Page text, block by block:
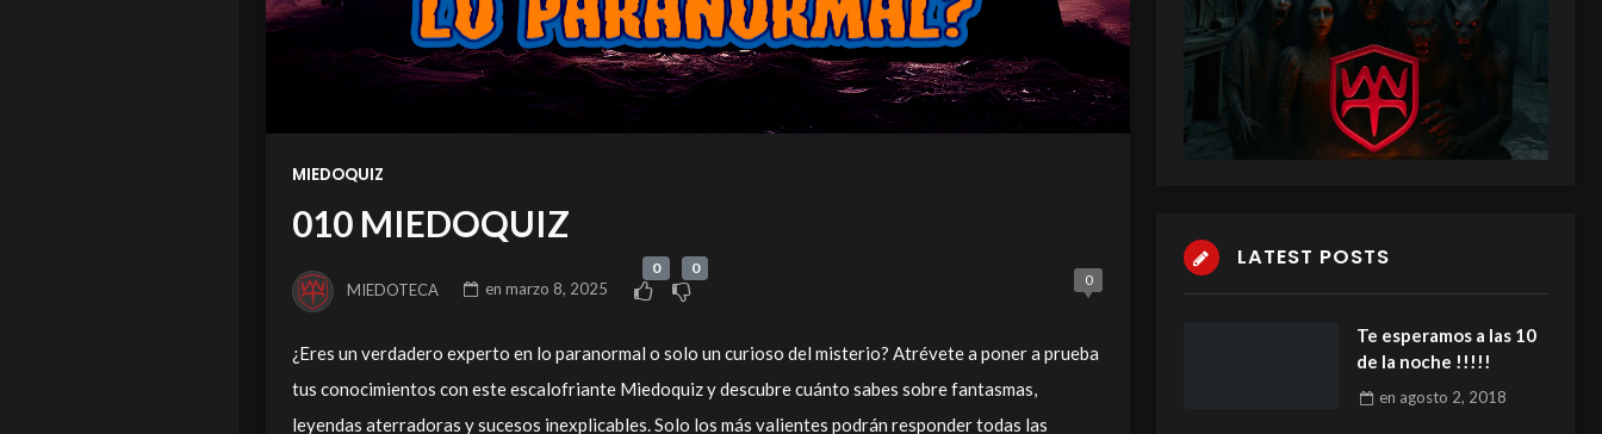
MIEDOQUIZ
010 MIEDOQUIZ
MIEDOTECA en marzo 8, 2025
0 0
0
¿Eres un verdadero experto en lo paranormal o solo un curioso del misterio? Atrévete a poner a prueba
tus conocimientos con este escalofriante Miedoquiz y descubre cuánto sabes sobre fantasmas,
leyendas aterradoras y sucesos inexplicables. Solo los más valientes podrán responder todas las
LATEST POSTS
Te esperamos a las 10
de la noche !!!!!
en agosto 2, 2018